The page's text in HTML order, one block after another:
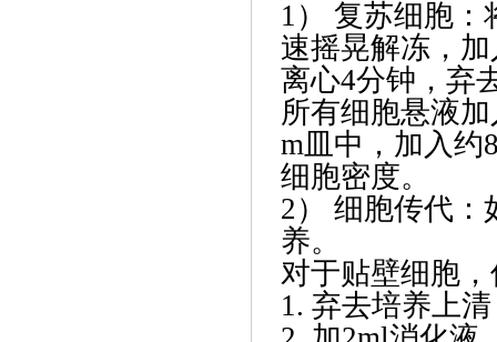
1） 复苏细胞
速摇晃解冻，
离心4分钟，弃
所有细胞悬液
m皿中，加入约
细胞密度。
2） 细胞传代：
养。
对于贴壁细胞
1. 弃去培养上